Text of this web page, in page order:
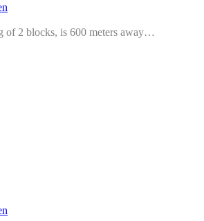
of 2 blocks, is 600 meters away…